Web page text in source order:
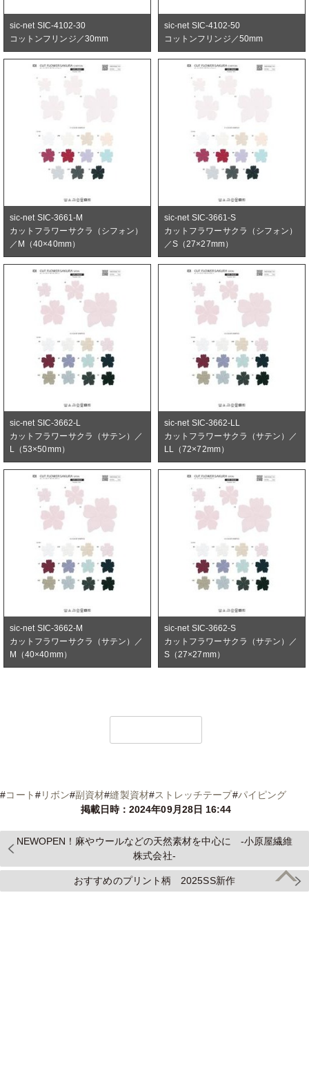
sic-net SIC-4102-30
コットンフリンジ／30mm
sic-net SIC-4102-50
コットンフリンジ／50mm
sic-net SIC-3661-M
カットフラワーサクラ（シフォン）
／M（40×40mm）
sic-net SIC-3661-S
カットフラワーサクラ（シフォン）
／S（27×27mm）
sic-net SIC-3662-L
カットフラワーサクラ（サテン）／
L（53×50mm）
sic-net SIC-3662-LL
カットフラワーサクラ（サテン）／
LL（72×72mm）
sic-net SIC-3662-M
カットフラワーサクラ（サテン）／
M（40×40mm）
sic-net SIC-3662-S
カットフラワーサクラ（サテン）／
S（27×27mm）
#コート #リボン#副資材#縫製資材#ストレッチテープ#パイピング
掲載日時：2024年09月28日 16:44
NEWOPEN！麻やウールなどの天然素材を中心に -小原屋繊維
株式会社-
おすすめのプリント柄 2025SS新作